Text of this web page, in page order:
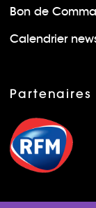
Bon de
Calendrier
Partenaires